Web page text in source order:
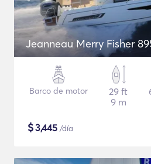
Jeanneau Merry Fisher
Barco de motor
29 ft
9 m
$3,445 /día